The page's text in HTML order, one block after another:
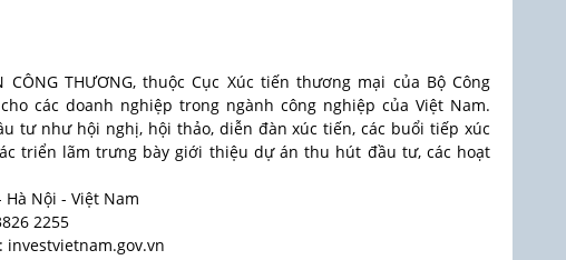
CÔNG THƯƠNG, thuộc Cục Xúc tiến thương mại của Bộ Công
các doanh nghiệp trong ngành công nghiệp của Việt Nam.
tư như hội nghị, hội thảo, diễn đàn xúc tiến, các buổi tiếp xúc
triển lãm trưng bày giới thiệu dự án thu hút đầu tư, các hoạt
Nội - Việt Nam
2255
investvietnam.gov.vn